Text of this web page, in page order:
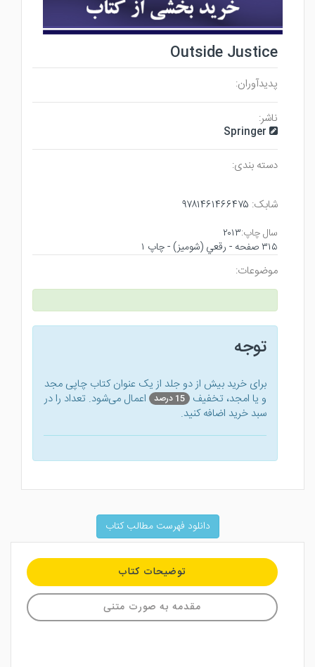
Outside Justice
پدیدآوران:
ناشر:
Springer
دسته بندی:
شابک: ۹۷۸۱۴۶۱۴۶۶۴۷۵
سال چاپ:۲۰۱۳
۳۱۵ صفحه - رقعي (شوميز) - چاپ ۱
موضوعات:
توجه
برای خرید بیش از دو جلد از یک عنوان کتاب‌ چاپی مجد
و یا امجد، تخفیف 15 درصد
اعمال می‌شود. تعداد را در
سبد خرید اضافه کنید.
دانلود فهرست مطالب کتاب
توضیحات کتاب
مقدمه به صورت متنی